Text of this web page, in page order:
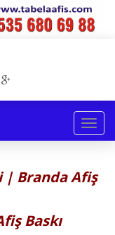
| Branda Afiş
Baskı